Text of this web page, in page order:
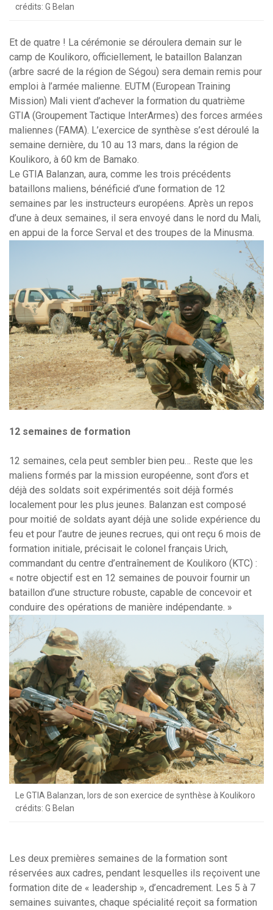
crédits: G Belan
Et de quatre ! La cérémonie se déroulera demain sur le
camp de Koulikoro, officiellement, le bataillon Balanzan
(arbre sacré de la région de Ségou) sera demain remis pour
emploi à l’armée malienne. EUTM (European Training
Mission) Mali vient d’achever la formation du quatrième
GTIA (Groupement Tactique InterArmes) des forces armées
maliennes (FAMA). L’exercice de synthèse s’est déroulé la
semaine dernière, du 10 au 13 mars, dans la région de
Koulikoro, à 60 km de Bamako.
Le GTIA Balanzan, aura, comme les trois précédents
bataillons maliens, bénéficié d’une formation de 12
semaines par les instructeurs européens. Après un repos
d’une à deux semaines, il sera envoyé dans le nord du Mali,
en appui de la force Serval et des troupes de la Minusma.
12 semaines de formation
12 semaines, cela peut sembler bien peu… Reste que les
maliens formés par la mission européenne, sont d’ors et
déjà des soldats soit expérimentés soit déjà formés
localement pour les plus jeunes. Balanzan est composé
pour moitié de soldats ayant déjà une solide expérience du
feu et pour l’autre de jeunes recrues, qui ont reçu 6 mois de
formation initiale, précisait le colonel français Urich,
commandant du centre d’entraînement de Koulikoro (KTC) :
« notre objectif est en 12 semaines de pouvoir fournir un
bataillon d’une structure robuste, capable de concevoir et
conduire des opérations de manière indépendante. »
Le GTIA Balanzan, lors de son exercice de synthèse à Koulikoro
crédits: G Belan
Les deux premières semaines de la formation sont
réservées aux cadres, pendant lesquelles ils reçoivent une
formation dite de « leadership », d’encadrement. Les 5 à 7
semaines suivantes, chaque spécialité reçoit sa formation